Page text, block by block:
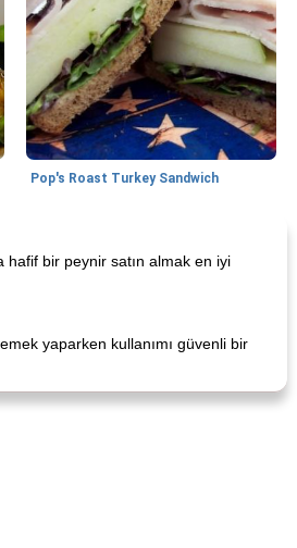
Pop's Roast Turkey Sandwich
hafif bir peynir satın almak en iyi
yaparken kullanımı güvenli bir